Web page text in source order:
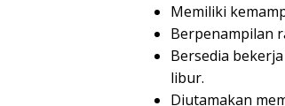
Memiliki
Berpenampilan
Bersedia
libur.
Diutamakan